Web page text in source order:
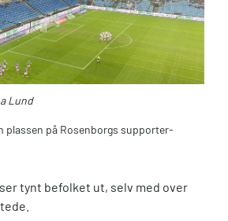
Lund
plassen på Rosenborgs supporter-
tynt befolket ut, selv med over